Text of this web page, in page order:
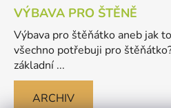
VÝBAVA PRO ŠTĚNĚ
Výbava pro štěňátko aneb jak
všechno potřebuji pro
základní ...
ARCHIV